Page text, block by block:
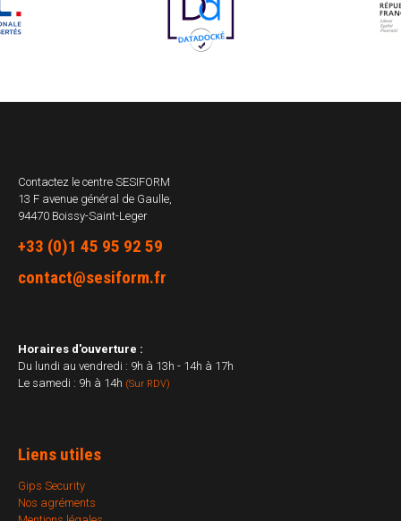
Contactez le centre SESIFORM
13 F avenue général de Gaulle,
94470 Boissy-Saint-Leger
+33 (0)1 45 95 92 59
contact@sesiform.fr
Horaires d'ouverture :
Du lundi au vendredi : 9h à 13h - 14h à 17h
Le samedi : 9h à 14h (Sur RDV)
Liens utiles
Gips Security
Nos agréments